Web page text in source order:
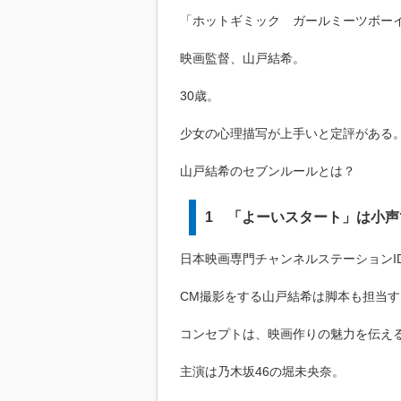
「ホットギミック ガールミーツボー
映画監督、山戸結希。
30歳。
少女の心理描写が上手いと定評がある。
山戸結希のセブンルールとは？
1 「よーいスタート」は小
日本映画専門チャンネルステーション
CM撮影をする山戸結希は脚本も担当す
コンセプトは、映画作りの魅力を伝え
主演は乃木坂46の堀未央奈。